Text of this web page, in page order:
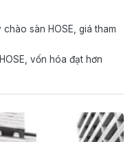
sàn HOSE, giá tham
vốn hóa đạt hơn